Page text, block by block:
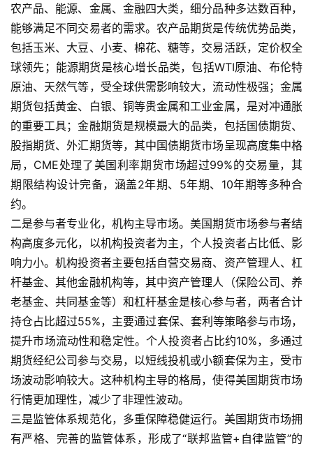
原
油
期
货
开
户
原
油
期
货
农产品、能源、金属、金融四大类，细分品种多达数百种，
能够满足不同交易者的需求。农产品期货是传统优势品类，
包括玉米、大豆、小麦、棉花、糖等，交易活跃，定价权全
球领先；能源期货是核心增长品类，包括WTI原油、布伦特
原油、天然气等，受全球供需影响较大，流动性极强；金属
期货包括黄金、白银、铜等贵金属和工业金属，是对冲通胀
的重要工具；金融期货是规模最大的品类，包括国债期货、
股指期货、外汇期货等，其中国债期货市场呈现高度集中格
局，CME处理了美国利率期货市场超过99%的交易量，其
期限结构设计完备，涵盖2年期、5年期、10年期等多种合
约。
二是参与者专业化，机构主导市场。美国期货市场参与者结
构高度多元化，以机构投资者为主，个人投资者占比低、影
响力小。机构投资者主要包括自营交易商、资产管理人、杠
杆基金、其他金融机构等，其中资产管理人（保险公司、养
老基金、共同基金等）和杠杆基金是核心参与者，两者合计
持仓占比超过55%，主要通过套保、套利等策略参与市场，
提升市场流动性和稳定性。个人投资者占比约10%，多通过
期货经纪公司参与交易，以短线投机或小额套保为主，受市
场波动影响较大。这种机构主导的格局，使得美国期货市场
行情更加理性，减少了非理性波动。
三是监管体系规范化，多重保障稳健运行。美国期货市场拥
有严格、完善的监管体系，形成了“联邦监管+自律监管”的